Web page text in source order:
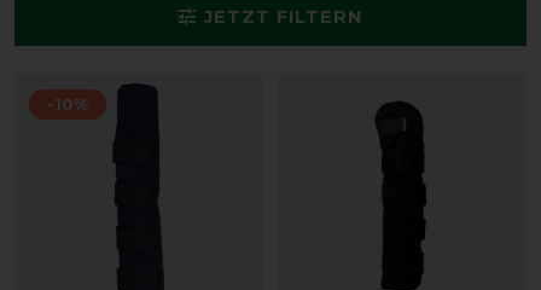
JETZT FILTERN
-10%